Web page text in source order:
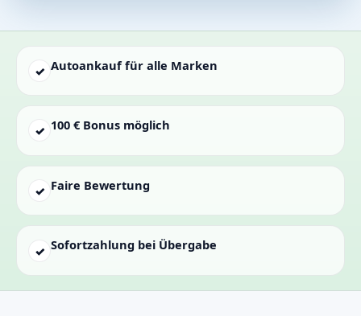
✓ Autoankauf für alle Marken
✓ 100 € Bonus möglich
✓ Faire Bewertung
✓ Sofortzahlung bei Übergabe